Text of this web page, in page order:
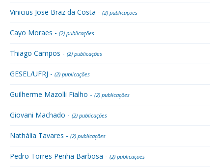
Vinicius Jose Braz da Costa - (2) publicações
Cayo Moraes - (2) publicações
Thiago Campos - (2) publicações
GESEL/UFRJ - (2) publicações
Guilherme Mazolli Fialho - (2) publicações
Giovani Machado - (2) publicações
Nathália Tavares - (2) publicações
Pedro Torres Penha Barbosa - (2) publicações